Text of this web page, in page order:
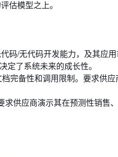
估模型之上。
码/无代码开发能力，及其应
定了系统未来的成长性。
完备性和调用限制。要求供
求供应商演示其在预测性销售